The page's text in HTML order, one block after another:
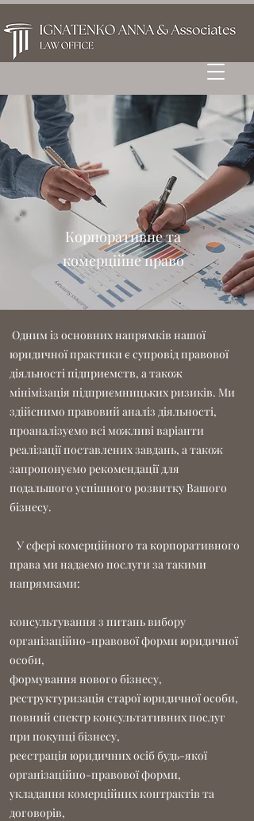
Корпоративне та
комерційне право
Одним із основних напрямків нашої
юридичної практики є супровід правової
діяльності підприємств, а також
мінімізація підприємницьких ризиків. Ми
здійснимо правовий аналіз діяльності,
проаналізуємо всі можливі варіанти
реалізації поставлених завдань, а також
запропонуємо рекомендації для
подальшого успішного розвитку Вашого
бізнесу.
У сфері комерційного та корпоративного
права ми надаємо послуги за такими
напрямками:
консультування з питань вибору
організаційно-правової форми юридичної
особи,
формування нового бізнесу,
реструктуризація старої юридичної особи,
повний спектр консультативних послуг
при покупці бізнесу,
реєстрація юридичних осіб будь-якої
організаційно-правової форми,
укладання комерційних контрактів та
договорів,